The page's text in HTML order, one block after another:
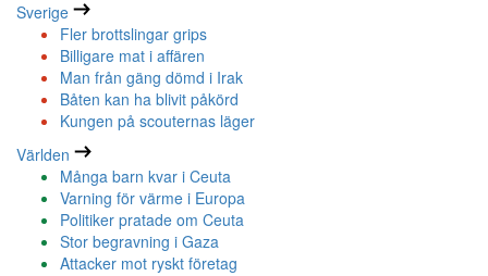
Sverige
Fler brottslingar grips
Billigare mat i affären
Man från gäng dömd i Irak
Båten kan ha blivit påkörd
Kungen på scouternas läger
Världen
Många barn kvar i Ceuta
Varning för värme i Europa
Politiker pratade om Ceuta
Stor begravning i Gaza
Attacker mot ryskt företag